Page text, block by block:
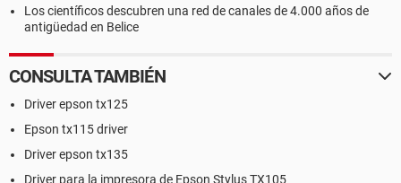
Los científicos descubren una red de canales de 4.000 años de
antigüedad en Belice
CONSULTA TAMBIÉN
Driver epson tx125
Epson tx115 driver
Driver epson tx135
Driver para la impresora de Epson Stylus TX105